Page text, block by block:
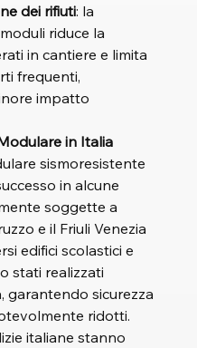
dei rifiuti: la
riduce la
in cantiere e limita
frequenti,
impatto
in Italia
sismoresistente
in alcune
soggette a
e il Friuli Venezia
edifici scolastici e
stati realizzati
garantendo sicurezza
ridotti.
italiane stanno